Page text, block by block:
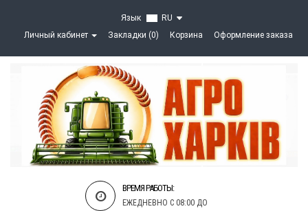
Язык
RU
Личный кабинет
Закладки (0) Корзина Оформление заказа
ВРЕМЯ РАБОТЫ:
ЕЖЕДНЕВНО С 08:00 ДО